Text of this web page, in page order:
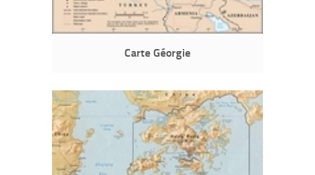
Carte Géorgie